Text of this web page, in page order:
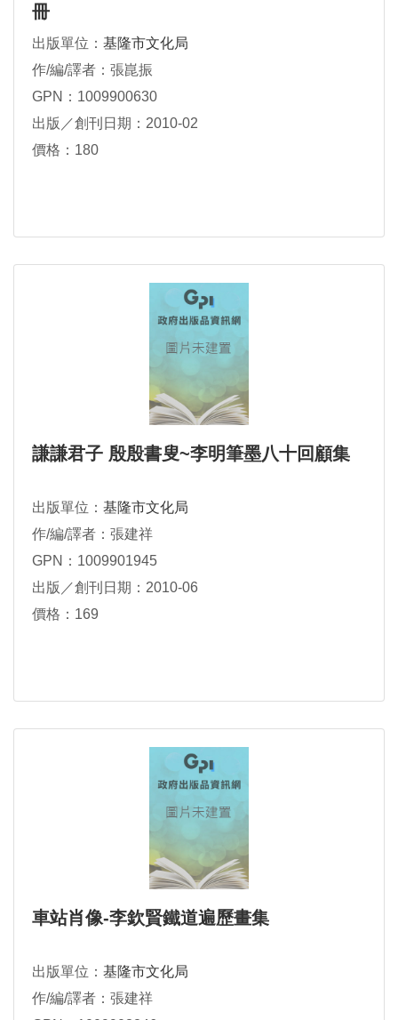
冊
出版單位： 基隆市文化局
作/編/譯者：張崑振
GPN：1009900630
出版／創刊日期：2010-02
價格：180
謙謙君子 殷殷書叟~李明筆墨八十回顧集
出版單位： 基隆市文化局
作/編/譯者：張建祥
GPN：1009901945
出版／創刊日期：2010-06
價格：169
車站肖像-李欽賢鐵道遍歷畫集
出版單位： 基隆市文化局
作/編/譯者：張建祥